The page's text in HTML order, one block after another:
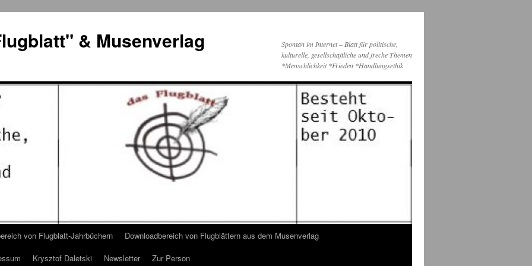
& Musenverlag
Spontan im Internet – Blatt für politische,
kulturelle, gesellschaftliche und freche Themen
*Menschlichkeit *Frieden *Handlungsethik
von Flugblatt-Jahrbüchern
Downloadbereich von Flugblättern aus dem Musenverlag
Krysztof Daletski Newsletter Zur Person